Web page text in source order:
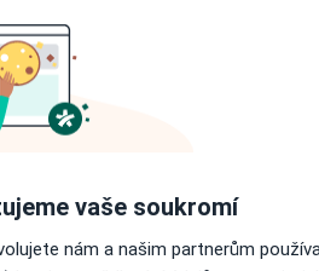
vaše soukromí
nám a našim partnerům